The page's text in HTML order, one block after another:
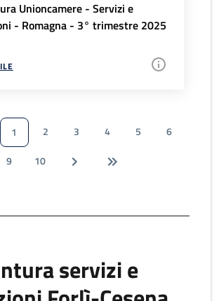
Unioncamere - Servizi e
- Romagna - 3° trimestre 2025
1 2 3 4 5
6
9 10
servizi e